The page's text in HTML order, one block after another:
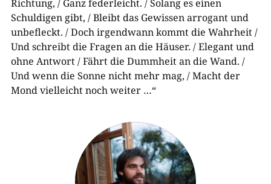
Richtung, / Ganz federleicht. / Solang es einen
Schuldigen gibt, / Bleibt das Gewissen arrogant und
unbefleckt. / Doch irgendwann kommt die Wahrheit /
Und schreibt die Fragen an die Häuser. / Elegant und
ohne Antwort / Fährt die Dummheit an die Wand. /
Und wenn die Sonne nicht mehr mag, / Macht der
Mond vielleicht noch weiter …“